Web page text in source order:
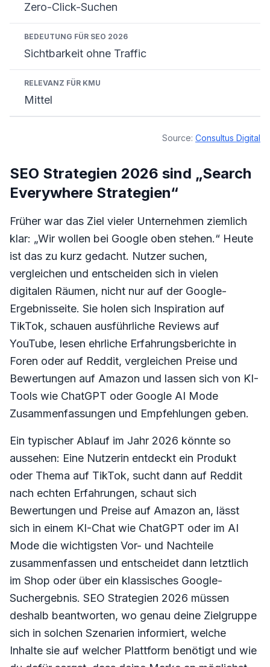
Zero-Click-Suchen
Sichtbarkeit ohne Traffic
Mittel
Source: Consultus Digital
SEO Strategien 2026 sind „Search
Everywhere Strategien“
Früher war das Ziel vieler Unternehmen ziemlich
klar: „Wir wollen bei Google oben stehen.“ Heute
ist das zu kurz gedacht. Nutzer suchen,
vergleichen und entscheiden sich in vielen
digitalen Räumen, nicht nur auf der Google-
Ergebnisseite. Sie holen sich Inspiration auf
TikTok, schauen ausführliche Reviews auf
YouTube, lesen ehrliche Erfahrungsberichte in
Foren oder auf Reddit, vergleichen Preise und
Bewertungen auf Amazon und lassen sich von KI-
Tools wie ChatGPT oder Google AI Mode
Zusammenfassungen und Empfehlungen geben.
Ein typischer Ablauf im Jahr 2026 könnte so
aussehen: Eine Nutzerin entdeckt ein Produkt
oder Thema auf TikTok, sucht dann auf Reddit
nach echten Erfahrungen, schaut sich
Bewertungen und Preise auf Amazon an, lässt
sich in einem KI-Chat wie ChatGPT oder im AI
Mode die wichtigsten Vor- und Nachteile
zusammenfassen und entscheidet dann letztlich
im Shop oder über ein klassisches Google-
Suchergebnis. SEO Strategien 2026 müssen
deshalb beantworten, wo genau deine Zielgruppe
sich in solchen Szenarien informiert, welche
Inhalte sie auf welcher Plattform benötigt und wie